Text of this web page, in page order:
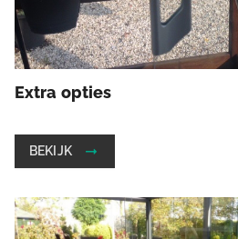
Extra opties
BEKIJK